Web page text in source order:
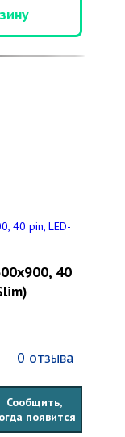
40
0 отзыва
Сообщить,
появится